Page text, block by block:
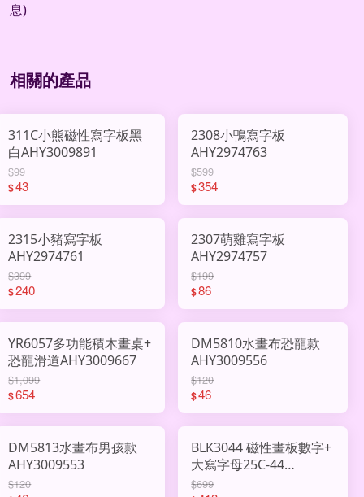
息)
相關的產品
311C小熊磁性寫字板黑
白AHY3009891
$99
$43
2308小鴨寫字板
AHY2974763
$599
$354
2315小豬寫字板
AHY2974761
$399
$240
2307萌雞寫字板
AHY2974757
$199
$86
YR6057多功能積木畫桌+
恐龍滑道AHY3009667
$1,099
$654
DM5810水畫布恐龍款
AHY3009556
$120
$46
DM5813水畫布男孩款
AHY3009553
$120
BLK3044 磁性畫板數字+
大寫字母25C-44
AHY3008228
$699